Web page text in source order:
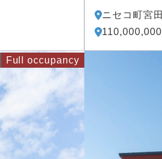
ニセコ町宮田
110,000,000
Full occupancy